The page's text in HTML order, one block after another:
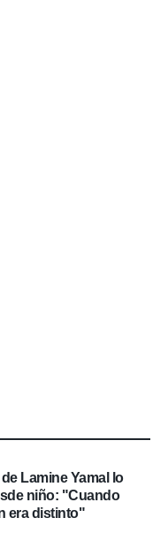
Lamine Yamal lo
niño: "Cuando
era distinto"